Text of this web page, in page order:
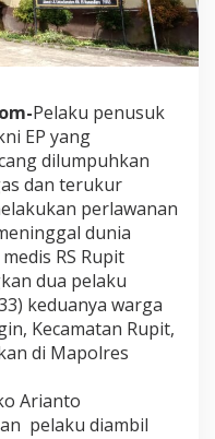
Pelaku penusuk
EP yang
dilumpuhkan
dan terukur
perlawanan
dunia
RS Rupit
dua pelaku
keduanya warga
Kecamatan Rupit,
di Mapolres
Arianto
pelaku diambil